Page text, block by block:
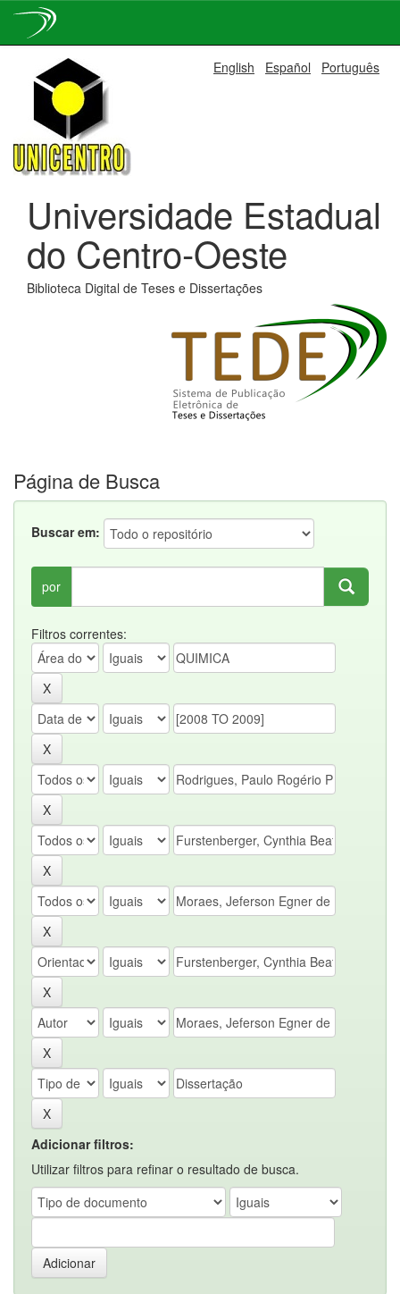
navigation
English Español Português
Universidade Estadual
do Centro-Oeste
Biblioteca Digital de Teses e Dissertações
Página de Busca
Buscar em:
por
Filtros correntes:
Adicionar filtros:
Utilizar filtros para refinar o resultado de busca.